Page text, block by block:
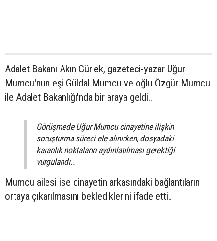
Adalet Bakanı Akın Gürlek, gazeteci-yazar Uğur
Mumcu'nun eşi Güldal Mumcu ve oğlu Özgür Mumcu
ile Adalet Bakanlığı'nda bir araya geldi..
Görüşmede Uğur Mumcu cinayetine ilişkin
soruşturma süreci ele alınırken, dosyadaki
karanlık noktaların aydınlatılması gerektiği
vurgulandı..
Mumcu ailesi ise cinayetin arkasındaki bağlantıların
ortaya çıkarılmasını beklediklerini ifade etti..